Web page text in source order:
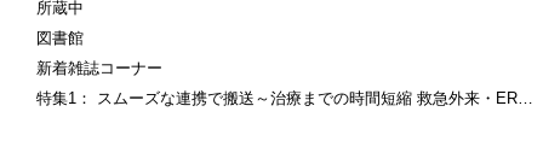
所蔵中
図書館
新着雑誌コーナー
特集1： スムーズな連携で搬送～治療までの時間短縮 救急外来・ERナースのための “緊急カテ” 完全ｶﾞｲﾄﾞ